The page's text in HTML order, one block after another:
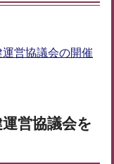
営協議会の開催
営協議会を